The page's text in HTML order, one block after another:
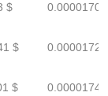
$
$
$